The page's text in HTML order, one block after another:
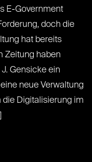
E-Government
doch die
hat bereits
Zeitung haben
Gensicke ein
neue Verwaltung
die Digitalisierung im